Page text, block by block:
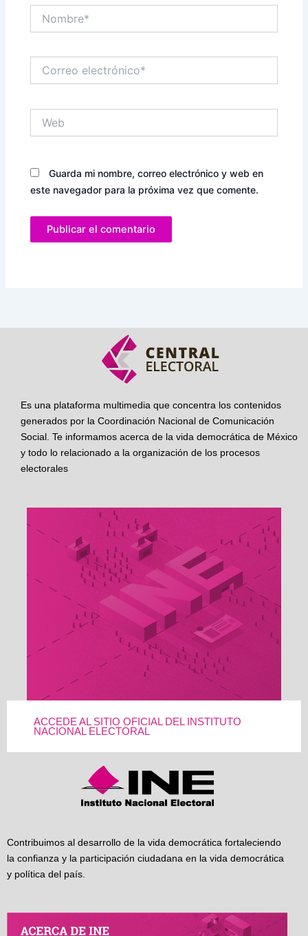
electrónico*
Guarda mi nombre, correo electrónico y web en
este navegador para la próxima vez que comente.
Es una plataforma multimedia que concentra los contenidos
generados por la Coordinación Nacional de Comunicación
Social. Te informamos acerca de la vida democrática de México
y todo lo relacionado a la organización de los procesos
electorales
ACCEDE AL SITIO OFICIAL DEL INSTITUTO
NACIONAL ELECTORAL
Contribuimos al desarrollo de la vida democrática fortaleciendo
la confianza y la participación ciudadana en la vida democrática
y política del país.